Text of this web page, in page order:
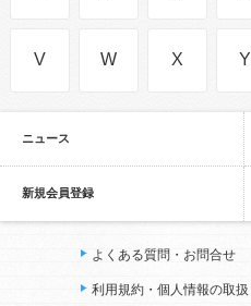
V W X Y
ニュース
新規会員登録
よくある質問・お問合せ
利用規約・個人情報の取扱